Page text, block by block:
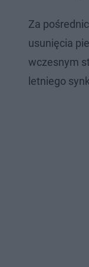
Za
usunięcia
wczesnym
letniego